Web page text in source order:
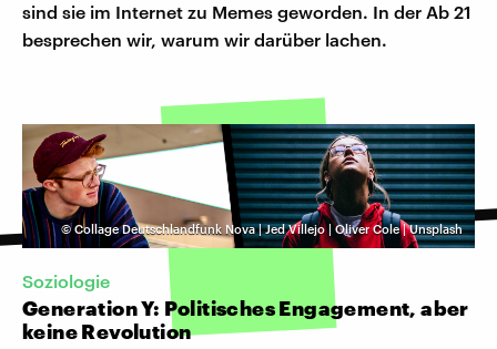
sind sie im Internet zu Memes geworden. In der Ab 21
besprechen wir, warum wir darüber lachen.
©Collage Deutschlandfunk Nova | Jed Villejo | Oliver Cole | Unsplash
Soziologie
Generation Y: Politisches Engagement, aber
keine Revolution